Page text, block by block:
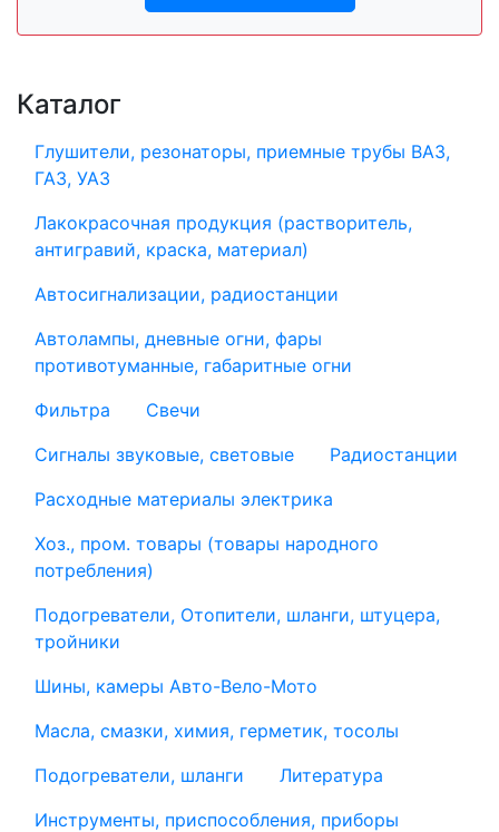
Каталог
Глушители, резонаторы, приемные трубы ВАЗ,
ГАЗ, УАЗ
Лакокрасочная продукция (растворитель,
антигравий, краска, материал)
Автосигнализации, радиостанции
Автолампы, дневные огни, фары
противотуманные, габаритные огни
Фильтра
Свечи
Сигналы звуковые, световые
Радиостанции
Расходные материалы электрика
Хоз., пром. товары (товары народного
потребления)
Подогреватели, Отопители, шланги, штуцера,
тройники
Шины, камеры Авто-Вело-Мото
Масла, смазки, химия, герметик, тосолы
Подогреватели, шланги
Литература
Инструменты, приспособления, приборы